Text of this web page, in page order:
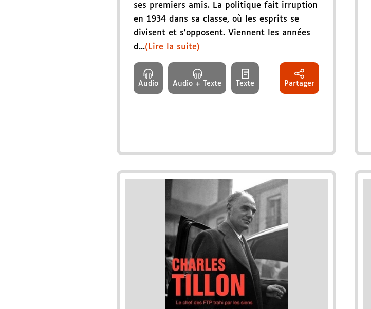
ses premiers amis. La politique fait irruption
en 1934 dans sa classe, où les esprits se
divisent et s'opposent. Viennent les années
d...(Lire la suite)
Audio Audio + Texte Texte Partager